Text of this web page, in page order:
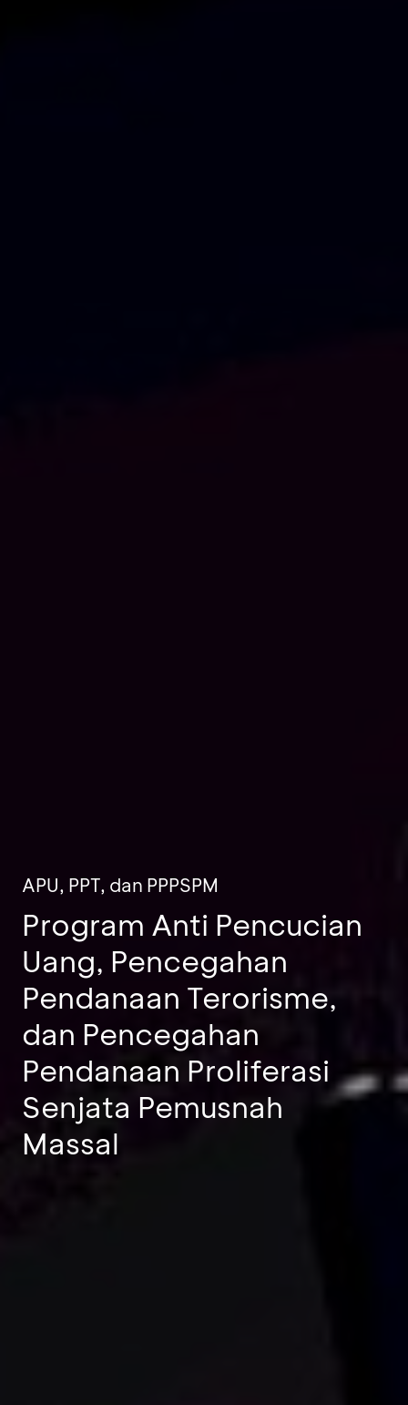
APU, PPT, dan PPPSPM
Program Anti Pencucian
Uang, Pencegahan
Pendanaan Terorisme,
dan Pencegahan
Pendanaan Proliferasi
Senjata Pemusnah
Massal